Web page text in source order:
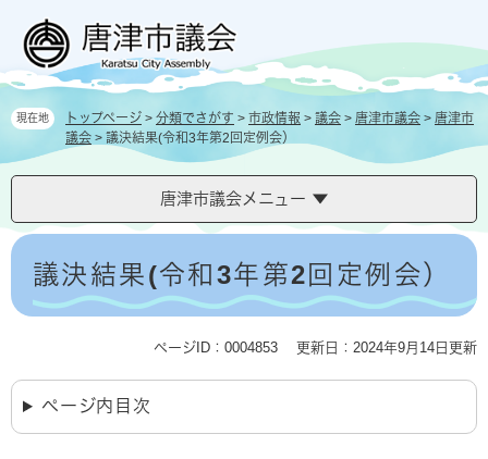
の
頭
ー
飛
本
文
現在地 トップページ > 分類でさがす > 市政情報 > 議会 > 唐津市議会 > 唐津市
議会 > 議決結果(令和3年第2回定例会）
唐津市議会メニュー
本
議決結果(令和3年第2回定例会）
ページID：0004853 更新日：2024年9月14日更新
ページ内目次